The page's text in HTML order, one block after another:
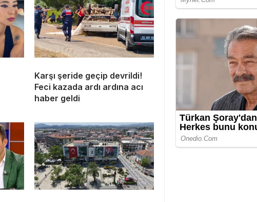
Karşı şeride geçip devrildi!
Feci kazada ardı ardına acı
haber geldi